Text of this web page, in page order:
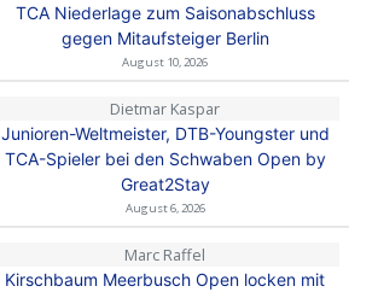
TCA Niederlage zum Saisonabschluss
gegen Mitaufsteiger Berlin
August 10, 2026
Dietmar Kaspar
Junioren-Weltmeister, DTB-Youngster und
TCA-Spieler bei den Schwaben Open by
Great2Stay
August 6, 2026
Marc Raffel
Kirschbaum Meerbusch Open locken mit